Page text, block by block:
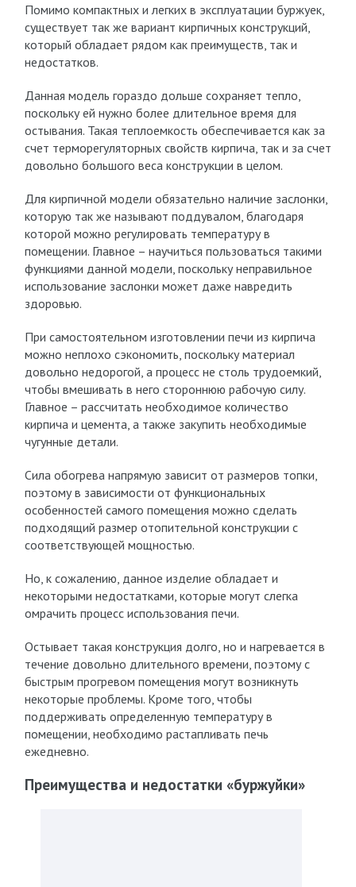
Помимо компактных и легких в эксплуатации буржуек,
существует так же вариант кирпичных конструкций,
который обладает рядом как преимуществ, так и
недостатков.
Данная модель гораздо дольше сохраняет тепло,
поскольку ей нужно более длительное время для
остывания. Такая теплоемкость обеспечивается как за
счет терморегуляторных свойств кирпича, так и за счет
довольно большого веса конструкции в целом.
Для кирпичной модели обязательно наличие заслонки,
которую так же называют поддувалом, благодаря
которой можно регулировать температуру в
помещении. Главное – научиться пользоваться такими
функциями данной модели, поскольку неправильное
использование заслонки может даже навредить
здоровью.
При самостоятельном изготовлении печи из кирпича
можно неплохо сэкономить, поскольку материал
довольно недорогой, а процесс не столь трудоемкий,
чтобы вмешивать в него стороннюю рабочую силу.
Главное – рассчитать необходимое количество
кирпича и цемента, а также закупить необходимые
чугунные детали.
Сила обогрева напрямую зависит от размеров топки,
поэтому в зависимости от функциональных
особенностей самого помещения можно сделать
подходящий размер отопительной конструкции с
соответствующей мощностью.
Но, к сожалению, данное изделие обладает и
некоторыми недостатками, которые могут слегка
омрачить процесс использования печи.
Остывает такая конструкция долго, но и нагревается в
течение довольно длительного времени, поэтому с
быстрым прогревом помещения могут возникнуть
некоторые проблемы. Кроме того, чтобы
поддерживать определенную температуру в
помещении, необходимо растапливать печь
ежедневно.
Преимущества и недостатки «буржуйки»